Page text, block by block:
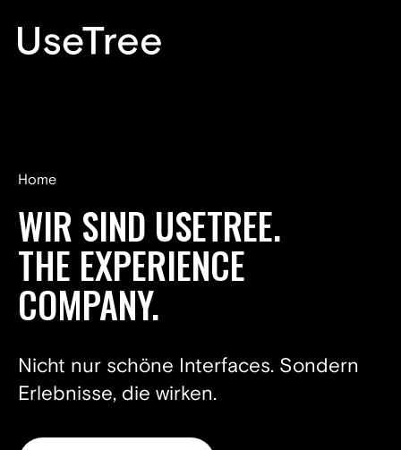
Home
WIR SIND USETREE.
THE EXPERIENCE
COMPANY.
Nicht nur schöne Interfaces. Sondern
Erlebnisse, die wirken.